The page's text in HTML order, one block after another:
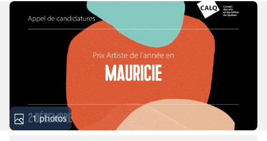
Cette
galerie
1 photos